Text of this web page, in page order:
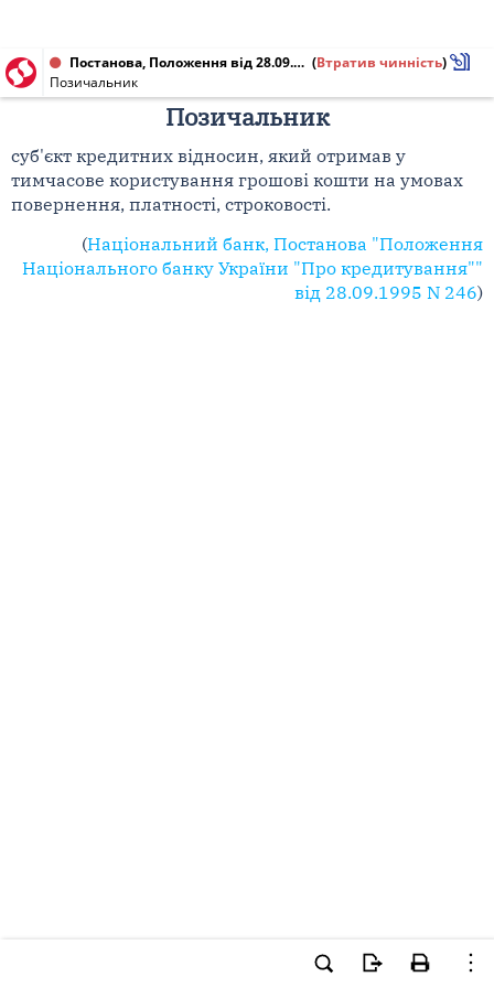
Постанова, Положення від 28.09.1995 № 246 (Втратив чинність)
Позичальник